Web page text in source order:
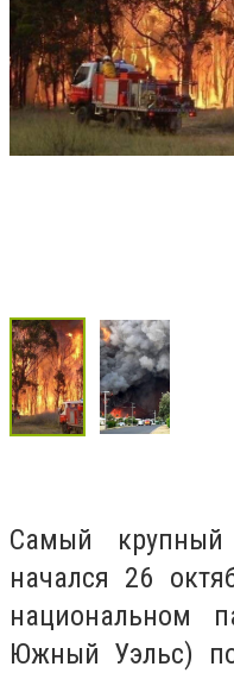
Самый
начался 26
национальном
Южный Уэльс)